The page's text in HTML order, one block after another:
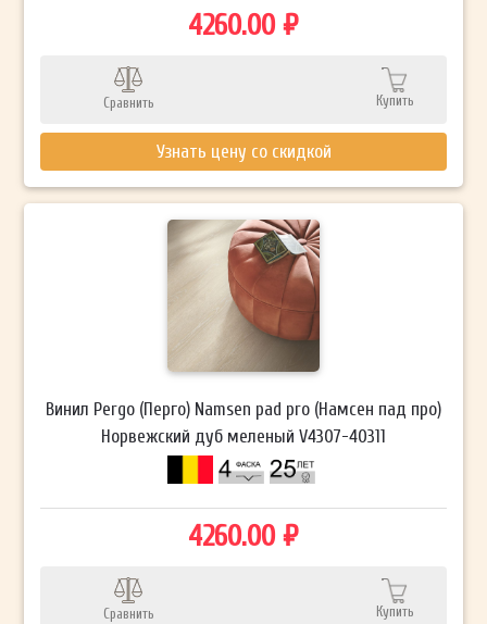
4260.00 ₽
Сравнить Купить
Узнать цену со скидкой
Винил Pergo (Перго) Namsen pad pro (Намсен пад про)
Норвежский дуб меленый V4307-40311
4260.00 ₽
Сравнить Купить